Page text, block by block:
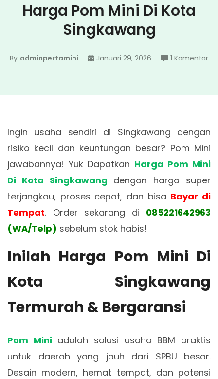
Harga Pom Mini Di Kota
Singkawang
By adminpertamini Januari 29, 2026 1 Komentar
Ingin usaha sendiri di Singkawang dengan
risiko kecil dan keuntungan besar? Pom Mini
jawabannya! Yuk Dapatkan Harga Pom Mini
Di Kota Singkawang dengan harga super
terjangkau, proses cepat, dan bisa Bayar di
Tempat. Order sekarang di 085221642963
(WA/Telp) sebelum stok habis!
Inilah Harga Pom Mini Di
Kota Singkawang
Termurah & Bergaransi
Pom Miniadalah solusi usaha BBM praktis
untuk daerah yang jauh dari SPBU besar.
Desain modern, hemat tempat, dan potensi